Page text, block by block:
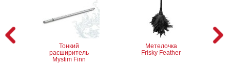
Тонкий
расширитель
Mystim Finn
Метелочка
Frisky Feather